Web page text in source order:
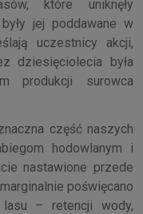
które uniknęły
jej poddawane w
uczestnicy akcji,
dziesięciolecia była
produkcji surowca
część naszych
hodowlanym i
nastawione przede
poświęcano
lasu – retencji wody,